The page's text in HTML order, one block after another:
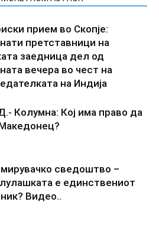
прием во Скопје:
претставници на
заедница дел од
вечера во чест на
на Индија
Колумна: Кој има право да
сведоштво –
е единствениот
Видео..